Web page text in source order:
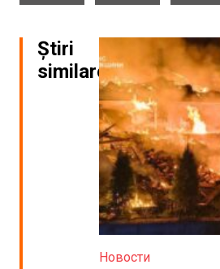
Știri
similare
Новости